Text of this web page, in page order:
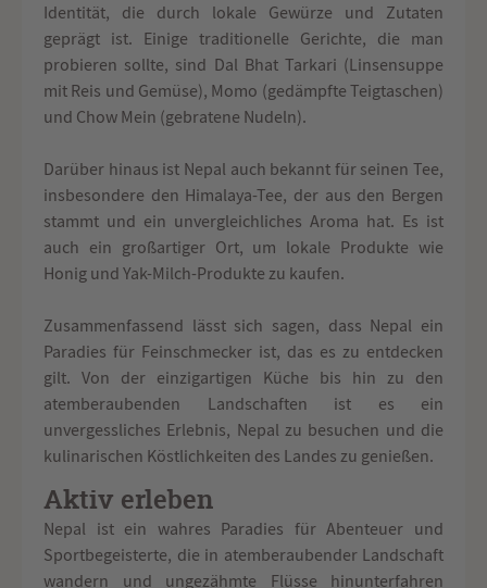
Identität, die durch lokale Gewürze und Zutaten
geprägt ist. Einige traditionelle Gerichte, die man
probieren sollte, sind Dal Bhat Tarkari (Linsensuppe
mit Reis und Gemüse), Momo (gedämpfte Teigtaschen)
und Chow Mein (gebratene Nudeln).
Darüber hinaus ist Nepal auch bekannt für seinen Tee,
insbesondere den Himalaya-Tee, der aus den Bergen
stammt und ein unvergleichliches Aroma hat. Es ist
auch ein großartiger Ort, um lokale Produkte wie
Honig und Yak-Milch-Produkte zu kaufen.
Zusammenfassend lässt sich sagen, dass Nepal ein
Paradies für Feinschmecker ist, das es zu entdecken
gilt. Von der einzigartigen Küche bis hin zu den
atemberaubenden Landschaften ist es ein
unvergessliches Erlebnis, Nepal zu besuchen und die
kulinarischen Köstlichkeiten des Landes zu genießen.
Aktiv erleben
Nepal ist ein wahres Paradies für Abenteuer und
Sportbegeisterte, die in atemberaubender Landschaft
wandern und ungezähmte Flüsse hinunterfahren